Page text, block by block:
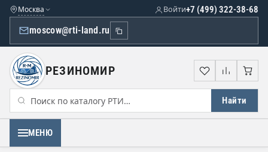
Москва
moscow@rti-land.ru
+7 (499) 322-38-68
Войти
РЕЗИНОМИР
Найти
Избранное
МЕНЮ